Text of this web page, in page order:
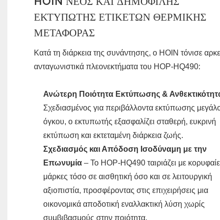
ΕΚΤΥΠΩΤΉΣ ΕΤΙΚΕΤΏΝ ΘΕΡΜΙΚΉΣ
ΜΕΤΑΦΟΡΆΣ
Κατά τη διάρκεια της συνάντησης, ο HOIN τόνισε
ανταγωνιστικά πλεονεκτήματα του HOP-HQ490:
Ανώτερη Ποιότητα Εκτύπωσης &
Σχεδιασμένος για περιβάλλοντα εκτύπωσης
όγκου, ο εκτυπωτής εξασφαλίζει σταθερή, ευκρινή
εκτύπωση και εκτεταμένη διάρκεια ζωής.
Σχεδιασμός και Απόδοση Ισοδύναμη με την
Επωνυμία– Το HOP-HQ490 ταιριάζει με
μάρκες τόσο σε αισθητική όσο και σε λειτουργική
αξιοπιστία, προσφέροντας στις επιχειρήσεις μια
οικονομικά αποδοτική εναλλακτική λύση χωρίς
συμβιβασμούς στην ποιότητα.